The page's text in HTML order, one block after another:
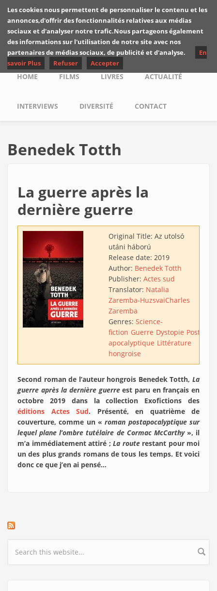
Skip to main content
Les critiques de
Yuyine
Main menu
HOME FILMS LIVRES ACTUALITÉ
INTERVIEWS DIVERSITÉ CONTACT
Benedek Totth
La guerre après la
dernière guerre
Original Title: Az utolsó
utáni háború
Release date: 2019
Author: Benedek Totth
Publisher: Actes sud
Translator: Natalia
Zaremba-HuzsvaiCharles
Zaremba
Genres: Science-
fiction Guerre Dystopie Post-
apocalyptique Littérature
hongroise
Second roman de l’auteur hongrois Benedek Totth, La
guerre après la dernière guerreest paru en français en
octobre 2019 dans la collection Exofictions des
éditions Actes Sud. Présenté, en quatrième de
couverture, comme un «roman postapocalyptique sur
lequel plane l’ombre tutélaire de Cormac McCarthy», il
m’a immédiatement attiré ; La routerestant pour moi
un des plus grands romans de tous les temps. Et voici
donc ce que j’en ai pensé…
Search form
Les cookies nous permettent de personnaliser le contenu et les
annonces,d'offrir des fonctionnalités relatives aux médias
sociaux et d'analyser notre trafic.Nous partageons également
des informations sur l'utilisation de notre site avec nos
partenaires de médias sociaux, de publicité et d'analyse.
En
savoir Plus
Refuser Accepter